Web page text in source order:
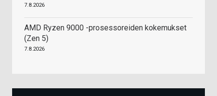
7.8.2026
AMD Ryzen 9000 -prosessoreiden kokemukset
(Zen 5)
7.8.2026